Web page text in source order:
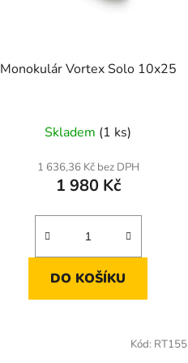
Monokulár Vortex Solo 10x25
Skladem (1 ks)
1 636,36 Kč bez DPH
1 980 Kč
DO KOŠÍKU
Kód: RT155